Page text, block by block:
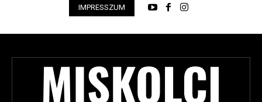
IMPRESSZUM